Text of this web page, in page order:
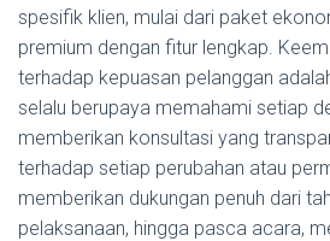
spesifik klien, mulai dari paket
premium dengan fitur lengkap.
terhadap kepuasan pelanggan
selalu berupaya memahami setiap
memberikan konsultasi yang
terhadap setiap perubahan atau
memberikan dukungan penuh dari
pelaksanaan, hingga pasca acara,